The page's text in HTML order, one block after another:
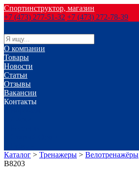
Спортинструктор, магазин
+7 (473) 277-51-32 +7 (473) 272-78-39
О компании
Товары
Новости
Статьи
Отзывы
Вакансии
Контакты
Каталог > Тренажеры > Велотренажёры
B8203